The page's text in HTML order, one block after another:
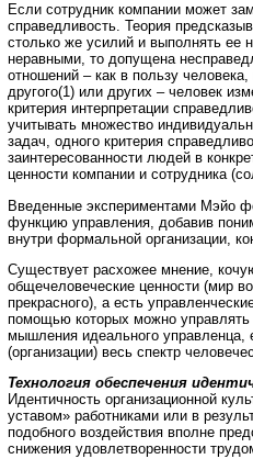
Если сотрудник компании может
справедливость. Теория
столько же усилий и выполнять ее
неравными, то допущена
отношений – как в пользу
другого(1) или других – человек
критерия интерпретации
учитывать множество
задач, одного критерия
заинтересованности людей в
ценности компании и сотрудника
Введенные экспериментами Мэйо
функцию управления, добавив
внутри формальной организации,
Существует расхожее мнение,
общечеловеческие ценности (мир
прекрасного), а есть
помощью которых можно управлять
мышления идеального управленца,
(организации) весь спектр
Технология обеспечения
Идентичность организационной
уставом» работниками или в
подобного воздействия вполне
снижения удовлетворенности